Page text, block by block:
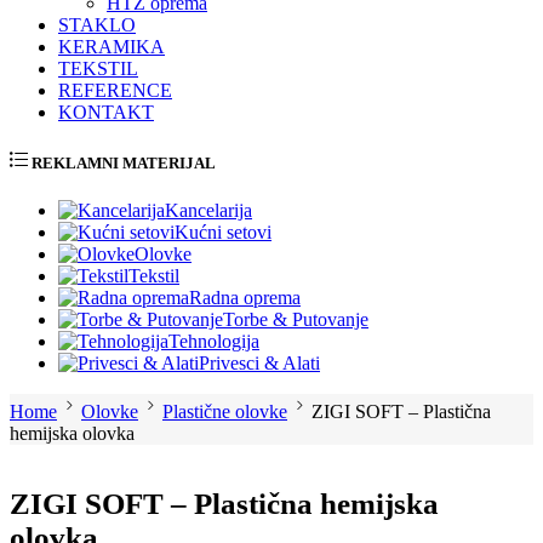
STAKLO
KERAMIKA
TEKSTIL
REFERENCE
KONTAKT
REKLAMNI MATERIJAL
Kancelarija
Kućni setovi
Olovke
Tekstil
Radna oprema
Torbe & Putovanje
Tehnologija
Privesci & Alati
Home Olovke Plastične olovke
ZIGI SOFT – Plastična
hemijska olovka
ZIGI SOFT – Plastična hemijska